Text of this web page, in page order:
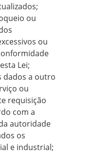
ou
ou
Lei;
dados a outro
ou
requisição
com a
autoridade
os
e industrial;